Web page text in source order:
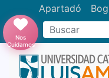
Apartadó
Buscar
Nos
Cuidamos